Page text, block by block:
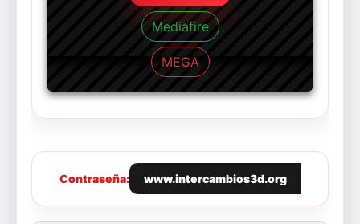
Mediafire
MEGA
Contraseña: www.intercambios3d.org